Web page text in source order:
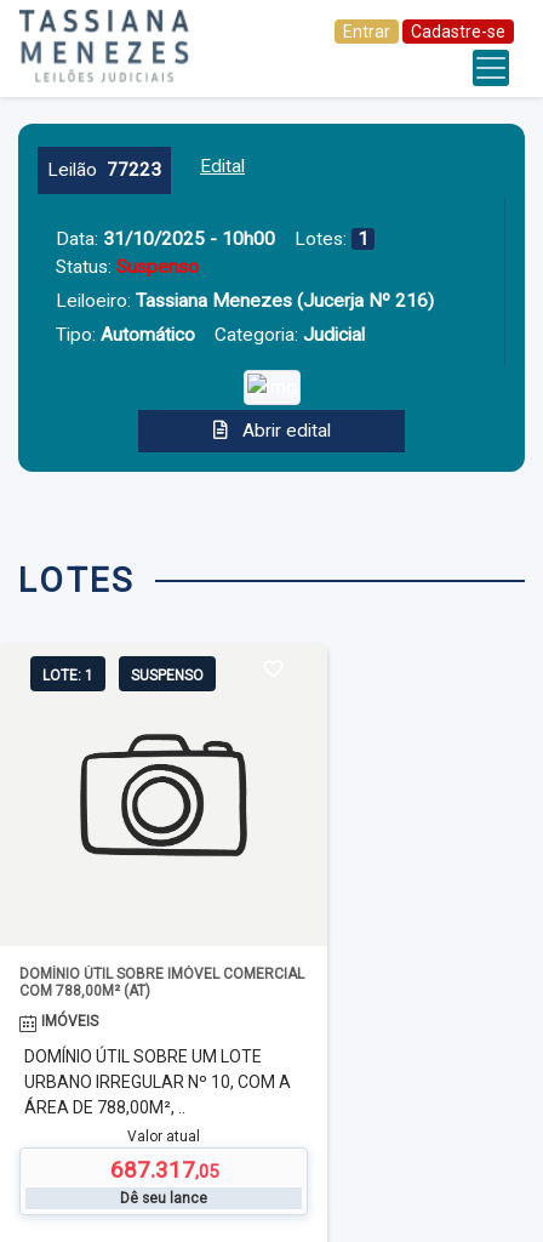
Entrar Cadastre-se
Leilão 77223 Edital
Data: 31/10/2025 - 10h00 Lotes:
1
Status: Suspenso
Leiloeiro: Tassiana Menezes (jucerja Nº 216)
Tipo: Automático Categoria: Judicial
Abrir edital
LOTES
LOTE: 1 SUSPENSO
DOMÍNIO ÚTIL SOBRE IMÓVEL COMERCIAL
COM 788,00M² (AT)
IMÓVEIS
DOMÍNIO ÚTIL SOBRE UM LOTE
URBANO IRREGULAR Nº 10, COM A
ÁREA DE 788,00M², ..
Valor atual
687.317,05
Dê seu lance